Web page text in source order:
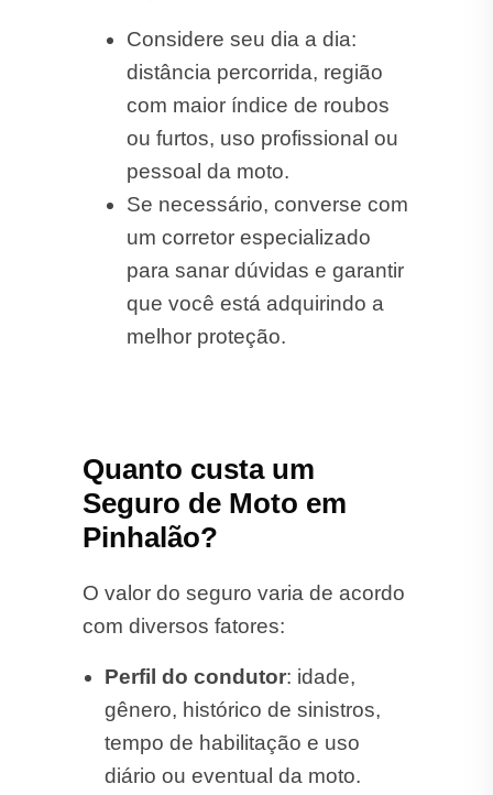
Considere seu dia a dia:
distância percorrida, região
com maior índice de roubos
ou furtos, uso profissional ou
pessoal da moto.
Se necessário, converse com
um corretor especializado
para sanar dúvidas e garantir
que você está adquirindo a
melhor proteção.
Quanto custa um
Seguro de Moto em
Pinhalão?
O valor do seguro varia de acordo
com diversos fatores:
Perfil do condutor: idade,
gênero, histórico de sinistros,
tempo de habilitação e uso
diário ou eventual da moto.